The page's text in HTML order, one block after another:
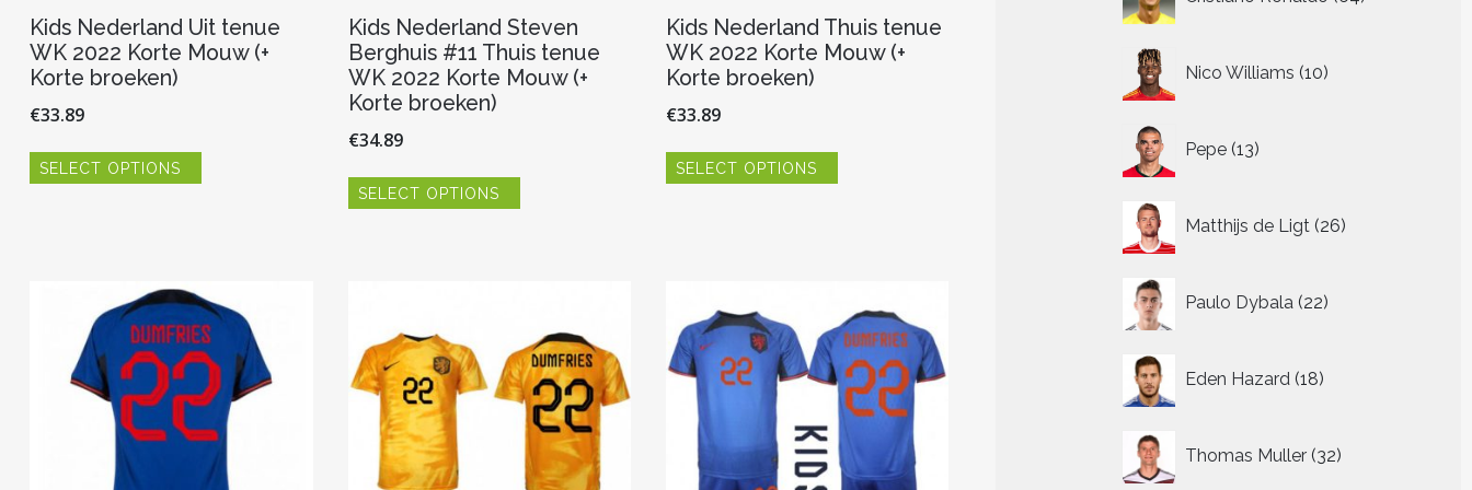
Kids Nederland Uit tenue
WK 2022 Korte Mouw (+
Korte broeken)
€33.89
SELECT OPTIONS
kan
gekozen
worden
de
productpagina
Kids Nederland Steven
Berghuis #11 Thuis tenue
WK 2022 Korte Mouw (+
Korte broeken)
€34.89
SELECT OPTIONS
gekozen
worden
op
de
productpagina
Kids Nederland Thuis tenue
WK 2022 Korte Mouw (+
Korte broeken)
€33.89
SELECT OPTIONS
gekozen
worden
op
de
productpagina
producten
Nico Williams 10
producten
Pepe 13
producten
Matthijs de Ligt 26
producten
Paulo Dybala 22
producten
Eden Hazard 18
producten
Thomas Muller 32
producten